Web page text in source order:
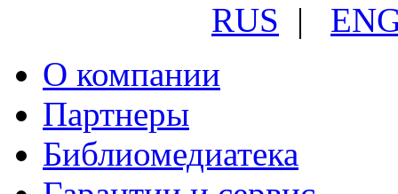
RUS |
О компании
Партнеры
Библиомедиатека